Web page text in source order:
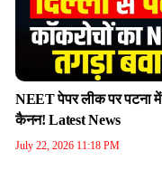
NEET पेपर लीक पर पटना में
कैनन! Latest News
July 22, 2026 11:18 PM